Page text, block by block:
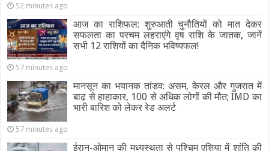
52 minutes ago
आज का राशिफल: शुरुआती चुनौतियों को मात देकर
सफलता का परचम लहराएंगे वृष राशि के जातक, जानें
सभी 12 राशियों का दैनिक भविष्यफल!
57 minutes ago
मानसून का भयानक तांडव: असम, केरल और गुजरात में
बाढ़ से हाहाकार, 100 से अधिक लोगों की मौत; IMD का
भारी बारिश को लेकर रेड अलर्ट
57 minutes ago
ईरान-ओमान की मध्यस्थता से पश्चिम एशिया में शांति की